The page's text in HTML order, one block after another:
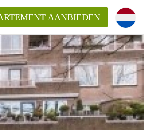
AANBIEDEN